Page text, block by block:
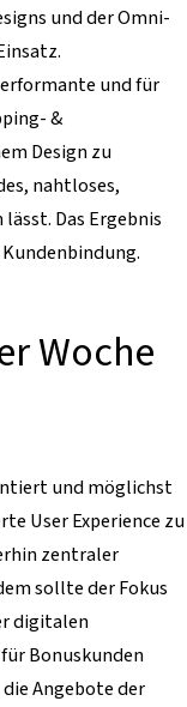
und der Omni-
und für
&
Design zu
nahtloses,
Das Ergebnis
Woche
und möglichst
User Experience zu
zentraler
sollte der Fokus
digitalen
Bonuskunden
Angebote der